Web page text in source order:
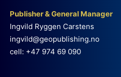
Publisher & General Manager
Ingvild Ryggen Carstens
ingvild@geopublishing.no
cell: +47 974 69 090